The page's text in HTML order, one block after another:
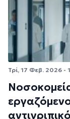
Τρί, 17 Φεβ. 2026 -